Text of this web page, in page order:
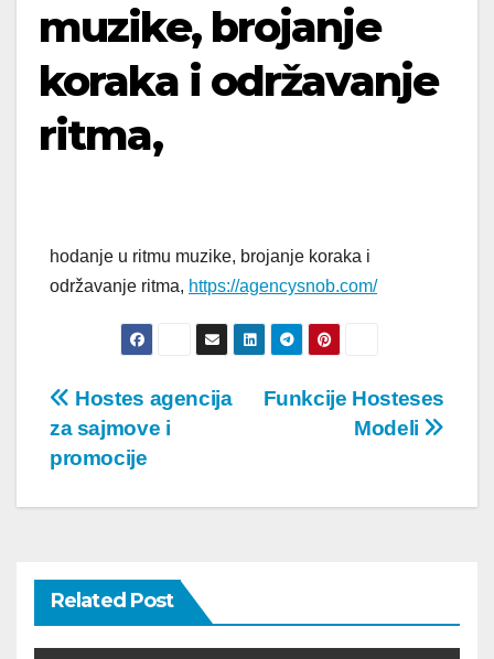
muzike, brojanje
koraka i održavanje
ritma,
hodanje u ritmu muzike, brojanje koraka i
održavanje ritma, https://agencysnob.com/
Post
navigation
Funkcije Hosteses
Modeli
Hostes agencija
za sajmove i
promocije
Related Post